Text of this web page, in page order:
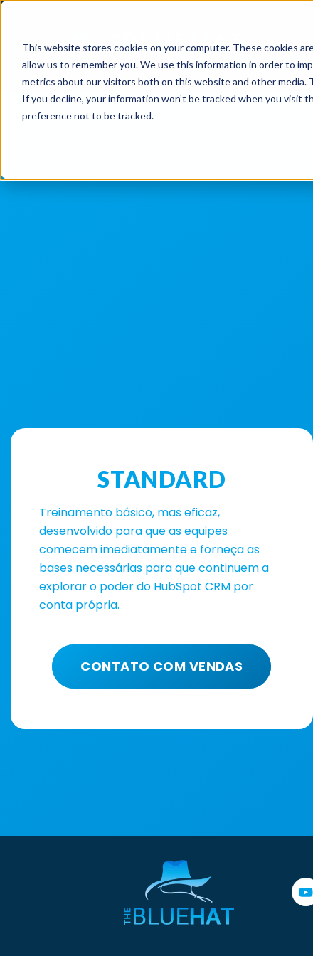
This website stores cookies on your computer. These cookies
allow us to remember you. We use this information in order to
metrics about our visitors both on this website and other media.
If you decline, your information won’t be tracked when you visit
preference not to be tracked.
SKIP
STANDARD
Treinamento básico, mas eficaz,
desenvolvido para que as equipes
comecem imediatamente e forneça as
bases necessárias para que continuem a
explorar o poder do HubSpot CRM por
conta própria.
CONTATO COM VENDAS